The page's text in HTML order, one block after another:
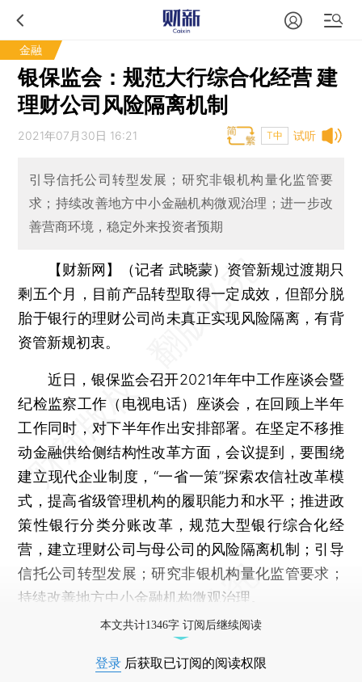
金融
银保监会：规范大行综合化经营 建
理财公司风险隔离机制
试听
2021年07月30日 16:21 T中
引导信托公司转型发展；研究非银机构量化监管要
求；持续改善地方中小金融机构微观治理；进一步改
善营商环境，稳定外来投资者预期
【财新网】（记者 武晓蒙） 资管新规过渡期只
剩五个月，目前产品转型取得一定成效，但部分脱
胎于银行的理财公司尚未真正实现风险隔离，有背
资管新规初衷。
近日，银保监会召开2021年年中工作座谈会暨
纪检监察工作（电视电话）座谈会，在回顾上半年
工作同时，对下半年作出安排部署。在坚定不移推
动金融供给侧结构性改革方面，会议提到，要围绕
建立现代企业制度，“一省一策”探索农信社改革模
式，提高省级管理机构的履职能力和水平；推进政
策性银行分类分账改革，规范大型银行综合化经
营，建立理财公司与母公司的风险隔离机制；引导
信托公司转型发展；研究非银机构量化监管要求；
持续改善地方中小金融机构微观治理。
本文共计1346字 订阅后继续阅读
登录 后获取已订阅的阅读权限